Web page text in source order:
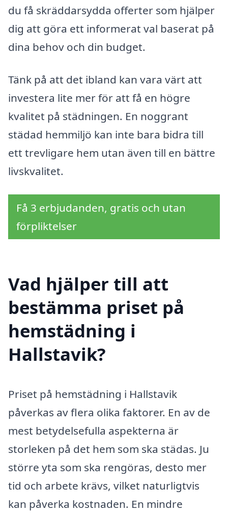
du få skräddarsydda offerter som hjälper
dig att göra ett informerat val baserat på
dina behov och din budget.
Tänk på att det ibland kan vara värt att
investera lite mer för att få en högre
kvalitet på städningen. En noggrant
städad hemmiljö kan inte bara bidra till
ett trevligare hem utan även till en bättre
livskvalitet.
Få 3 erbjudanden, gratis och utan
förpliktelser
Vad hjälper till att
bestämma priset på
hemstädning i
Hallstavik?
Priset på hemstädning i Hallstavik
påverkas av flera olika faktorer. En av de
mest betydelsefulla aspekterna är
storleken på det hem som ska städas. Ju
större yta som ska rengöras, desto mer
tid och arbete krävs, vilket naturligtvis
kan påverka kostnaden. En mindre